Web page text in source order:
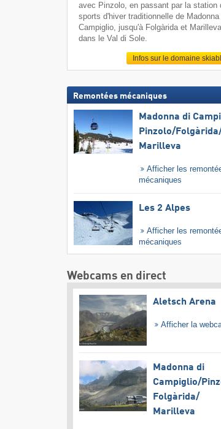
avec Pinzolo, en passant par la station
sports d'hiver traditionnelle de Madonna
Campiglio, jusqu'à Folgàrida et
dans le Val di Sole.
Infos sur le domaine
Remontées mécaniques
Madonna di
Pinzolo/​
Marilleva
Afficher les
mécaniques
Les 2 Alpes
Afficher les
mécaniques
Webcams en direct
Aletsch Arena
Afficher la
Madonna di
Campiglio/​
Folgàrida/​
Marilleva